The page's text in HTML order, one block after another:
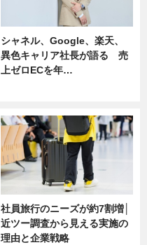
シャネル、Google、楽天、
異色キャリア社長が語る 売
上ゼロECを年…
社員旅行のニーズが約7割増│
近ツー調査から見える実施の
理由と企業戦略